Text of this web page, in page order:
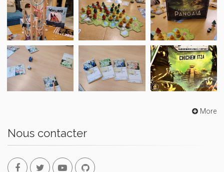
More
Nous contacter